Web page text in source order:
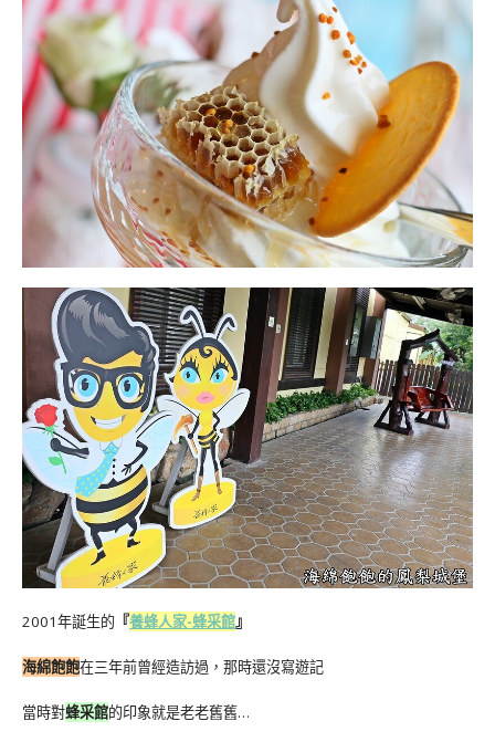
2001年誕生的 『養蜂人家-蜂采館』
海綿飽飽在三年前曾經造訪過，那時還沒寫遊記
當時對蜂采館的印象就是老老舊舊…